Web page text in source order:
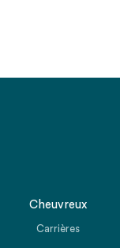
Cheuvreux
Carrières